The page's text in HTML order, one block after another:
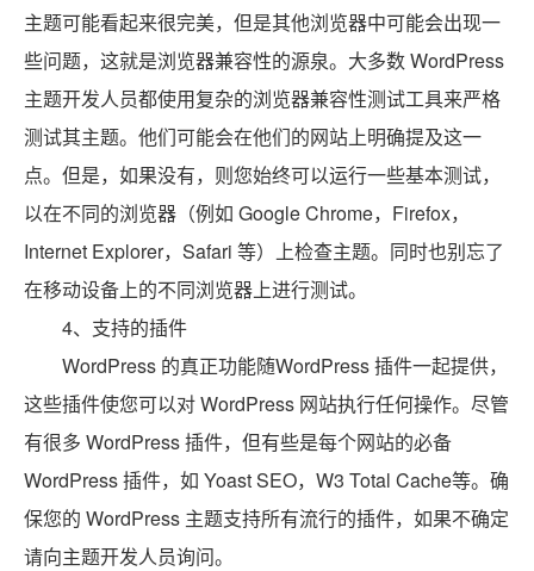
主题可能看起来很完美，但是其他浏览器中可能会出现一
些问题，这就是浏览器兼容性的源泉。大多数 WordPress
主题开发人员都使用复杂的浏览器兼容性测试工具来严格
测试其主题。他们可能会在他们的网站上明确提及这一
点。但是，如果没有，则您始终可以运行一些基本测试，
以在不同的浏览器（例如 Google Chrome，Firefox，
Internet Explorer，Safari 等）上检查主题。同时也别忘了
在移动设备上的不同浏览器上进行测试。
4、支持的插件
WordPress 的真正功能随WordPress 插件一起提供，
这些插件使您可以对 WordPress 网站执行任何操作。尽管
有很多 WordPress 插件，但有些是每个网站的必备
WordPress 插件，如 Yoast SEO，W3 Total Cache等。确
保您的 WordPress 主题支持所有流行的插件，如果不确定
请向主题开发人员询问。